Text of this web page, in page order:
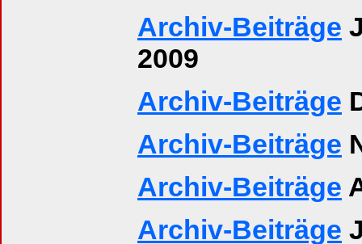
Archiv-Beiträge
2009
Archiv-Beiträge
Archiv-Beiträge
Archiv-Beiträge
Archiv-Beiträge